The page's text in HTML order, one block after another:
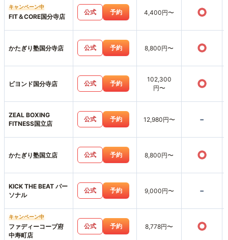
キャンペーン中
FIT＆CORE国分寺店
公式 予約 4,400円〜 ○
かたぎり塾国分寺店 公式 予約 8,800円〜 ○
ビヨンド国分寺店 公式 予約
102,300
円〜
○
ZEAL BOXING
FITNESS国立店
公式 予約 12,980円〜 -
かたぎり塾国立店 公式 予約 8,800円〜 ○
KICK THE BEAT パー
ソナル
公式 予約 9,000円〜 -
キャンペーン中
ファディーコープ府
中寿町店
公式 予約 8,778円〜 ○